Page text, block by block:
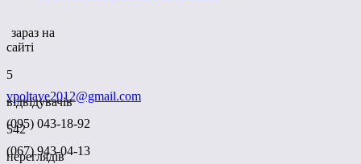
зараз на
сайті
5
відвідувачів
542
переглядів
vpoltave2012@gmail.com
(095) 043-18-92
(067) 943-04-13